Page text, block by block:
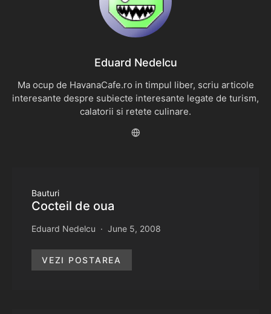
Eduard Nedelcu
Ma ocup de HavanaCafe.ro in timpul liber, scriu articole
interesante despre subiecte interesante legate de turism,
calatorii si retete culinare.
Bauturi
Cocteil de oua
Eduard Nedelcu June 5, 2008
VEZI POSTAREA